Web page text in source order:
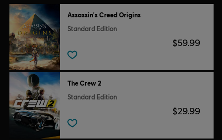
Assassin's Creed Origins
Standard Edition
$59.99
The Crew 2
Standard Edition
$29.99